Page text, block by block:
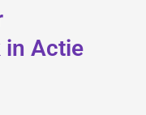
in Actie